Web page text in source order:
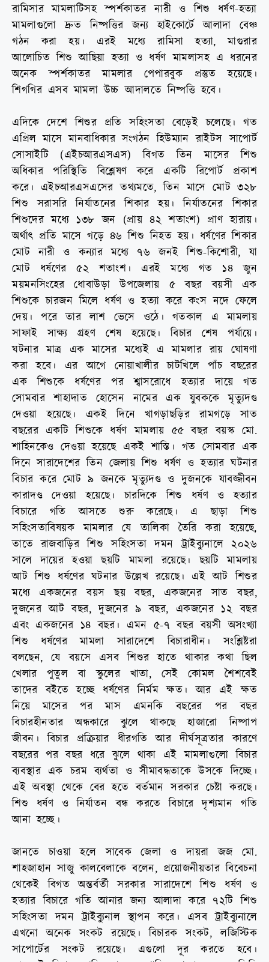
রামিসার মামলাটিসহ স্পর্শকাতর নারী ও শিশু ধর্ষণ-হত্যা
মামলাগুলো দ্রুত নিষ্পত্তির জন্য হাইকোর্টে আলাদা বেঞ্চ
গঠন করা হয়। এরই মধ্যে রামিসা হত্যা, মাগুরার
আলোচিত শিশু আছিয়া হত্যা ও ধর্ষণ মামলাসহ এ ধরনের
অনেক স্পর্শকাতর মামলার পেপারবুক প্রস্তুত হয়েছে।
শিগগির এসব মামলা উচ্চ আদালতে নিষ্পত্তি হবে।
এদিকে দেশে শিশুর প্রতি সহিংসতা বেড়েই চলেছে। গত
এপ্রিল মাসে মানবাধিকার সংগঠন হিউম্যান রাইটস সাপোর্ট
সোসাইটি (এইচআরএসএস) বিগত তিন মাসের শিশু
অধিকার পরিস্থিতি বিশ্লেষণ করে একটি রিপোর্ট প্রকাশ
করে। এইচআরএসএসের তথ্যমতে, তিন মাসে মোট ৩২৮
শিশু সরাসরি নির্যাতনের শিকার হয়। নির্যাতনের শিকার
শিশুদের মধ্যে ১৩৮ জন (প্রায় ৪২ শতাংশ) প্রাণ হারায়।
অর্থাৎ প্রতি মাসে গড়ে ৪৬ শিশু নিহত হয়। ধর্ষণের শিকার
মোট নারী ও কন্যার মধ্যে ৭৬ জনই শিশু-কিশোরী, যা
মোট ধর্ষণের ৫২ শতাংশ। এরই মধ্যে গত ১৪ জুন
ময়মনসিংহের ধোবাউড়া উপজেলায় ৫ বছর বয়সী এক
শিশুকে চারজন মিলে ধর্ষণ ও হত্যা করে কংস নদে ফেলে
দেয়। পরে তার লাশ ভেসে ওঠে। গতকাল এ মামলায়
সাফাই সাক্ষ্য গ্রহণ শেষ হয়েছে। বিচার শেষ পর্যায়ে।
ঘটনার মাত্র এক মাসের মধ্যেই এ মামলার রায় ঘোষণা
করা হবে। এর আগে নোয়াখালীর চাটখিলে পাঁচ বছরের
এক শিশুকে ধর্ষণের পর শ্বাসরোধে হত্যার দায়ে গত
সোমবার শাহাদাত হোসেন নামের এক যুবককে মৃত্যুদণ্ড
দেওয়া হয়েছে। একই দিনে খাগড়াছড়ির রামগড়ে সাত
বছরের একটি শিশুকে ধর্ষণ মামলায় ৫৫ বছর বয়স্ক মো.
শাহিনকেও দেওয়া হয়েছে একই শাস্তি। গত সোমবার এক
দিনে সারাদেশের তিন জেলায় শিশু ধর্ষণ ও হত্যার ঘটনার
বিচার করে মোট ৯ জনকে মৃত্যুদণ্ড ও দুজনকে যাবজ্জীবন
কারাদণ্ড দেওয়া হয়েছে। চারদিকে শিশু ধর্ষণ ও হত্যার
বিচারে গতি আসতে শুরু করেছে। এ ছাড়া শিশু
সহিংসতাবিষয়ক মামলার যে তালিকা তৈরি করা হয়েছে,
তাতে রাজবাড়ির শিশু সহিংসতা দমন ট্রাইব্যুনালে ২০২৬
সালে দায়ের হওয়া ছয়টি মামলা রয়েছে। ছয়টি মামলায়
আট শিশু ধর্ষণের ঘটনার উল্লেখ রয়েছে। এই আট শিশুর
মধ্যে একজনের বয়স ছয় বছর, একজনের সাত বছর,
দুজনের আট বছর, দুজনের ৯ বছর, একজনের ১২ বছর
এবং একজনের ১৪ বছর। এমন ৫-৭ বছর বয়সী অসংখ্যা
শিশু ধর্ষণের মামলা সারাদেশে বিচারাধীন। সংশ্লিষ্টরা
বলছেন, যে বয়সে এসব শিশুর হাতে থাকার কথা ছিল
খেলার পুতুল বা স্কুলের খাতা, সেই কোমল শৈশবেই
তাদের বইতে হচ্ছে ধর্ষণের নির্মম ক্ষত। আর এই ক্ষত
নিয়ে মাসের পর মাস এমনকি বছরের পর বছর
বিচারহীনতার অন্ধকারে ঝুলে থাকছে হাজারো নিষ্পাপ
জীবন। বিচার প্রক্রিয়ার ধীরগতি আর দীর্ঘসূত্রতার কারণে
বছরের পর বছর ধরে ঝুলে থাকা এই মামলাগুলো বিচার
ব্যবস্থার এক চরম ব্যর্থতা ও সীমাবদ্ধতাকে উসকে দিচ্ছে।
এই অবস্থা থেকে বের হতে বর্তমান সরকার চেষ্টা করছে।
শিশু ধর্ষণ ও নির্যাতন বন্ধ করতে বিচারে দৃশ্যমান গতি
আনা হচ্ছে।
জানতে চাওয়া হলে সাবেক জেলা ও দায়রা জজ মো.
শাহজাহান সাজু কালবেলাকে বলেন, প্রয়োজনীয়তার বিবেচনা
থেকেই বিগত অন্তর্বর্তী সরকার সারাদেশে শিশু ধর্ষণ ও
হত্যার বিচারে গতি আনার জন্য আলাদা করে ৭২টি শিশু
সহিংসতা দমন ট্রাইব্যুনাল স্থাপন করে। এসব ট্রাইব্যুনালে
এখনো অনেক সংকট রয়েছে। বিচারক সংকট, লজিস্টিক
সাপোর্টের সংকট রয়েছে। এগুলো দূর করতে হবে।